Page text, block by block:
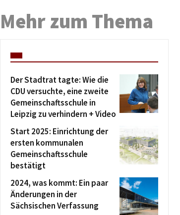
Mehr zum Thema
Der Stadtrat tagte: Wie die
CDU versuchte, eine zweite
Gemeinschaftsschule in
Leipzig zu verhindern + Video
Start 2025: Einrichtung der
ersten kommunalen
Gemeinschaftsschule
bestätigt
2024, was kommt: Ein paar
Änderungen in der
Sächsischen Verfassung